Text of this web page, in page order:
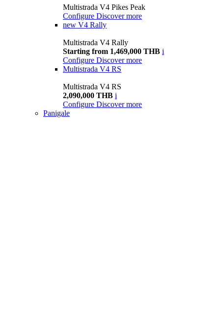
Multistrada V4 Pikes Peak
Configure Discover more
new V4 Rally
Multistrada V4 Rally
Starting from 1,469,000 THB i
Configure Discover more
Multistrada V4 RS
Multistrada V4 RS
2,090,000 THB i
Configure Discover more
Panigale